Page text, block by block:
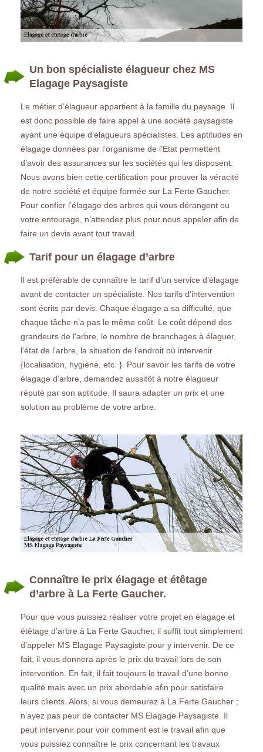
Un bon spécialiste élagueur chez MS
Elagage Paysagiste
Le métier d’élagueur appartient à la famille du paysage. Il
est donc possible de faire appel à une société paysagiste
ayant une équipe d’élagueurs spécialistes. Les aptitudes en
élagage données par l’organisme de l’Etat permettent
d’avoir des assurances sur les sociétés qui les disposent.
Nous avons bien cette certification pour prouver la véracité
de notre société et équipe formée sur La Ferte Gaucher.
Pour confier l’élagage des arbres qui vous dérangent ou
votre entourage, n’attendez plus pour nous appeler afin de
faire un devis avant tout travail.
Tarif pour un élagage d’arbre
Il est préférable de connaître le tarif d’un service d’élagage
avant de contacter un spécialiste. Nos tarifs d’intervention
sont écrits par devis. Chaque élagage a sa difficulté, que
chaque tâche n’a pas le même coût. Le coût dépend des
grandeurs de l'arbre, le nombre de branchages à élaguer,
l'état de l'arbre, la situation de l’endroit où intervenir
{localisation, hygiène, etc. }. Pour savoir les tarifs de votre
élagage d’arbre, demandez aussitôt à notre élagueur
réputé par son aptitude. Il saura adapter un prix et une
solution au problème de votre arbre.
Connaître le prix élagage et étêtage
d’arbre à La Ferte Gaucher.
Pour que vous puissiez réaliser votre projet en élagage et
étêtage d’arbre à La Ferte Gaucher, il suffit tout simplement
d’appeler MS Elagage Paysagiste pour y intervenir. De ce
fait, il vous donnera après le prix du travail lors de son
intervention. En fait, il fait toujours le travail d’une bonne
qualité mais avec un prix abordable afin pour satisfaire
leurs clients. Alors, si vous demeurez à La Ferte Gaucher ;
n’ayez pas peur de contacter MS Elagage Paysagiste. Il
peut intervenir pour voir comment est le travail afin que
vous puissiez connaître le prix concernant les travaux